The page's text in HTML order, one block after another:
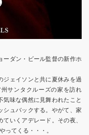
ーダン・ビール監督の新作ホ
ジェイソンと共に夏休みを過
サンタクルーズの家を訪れ
味な偶然に見舞われたこと
シュバックする。やがて、家
いくアデレード。その夜、
ってくる・・・。